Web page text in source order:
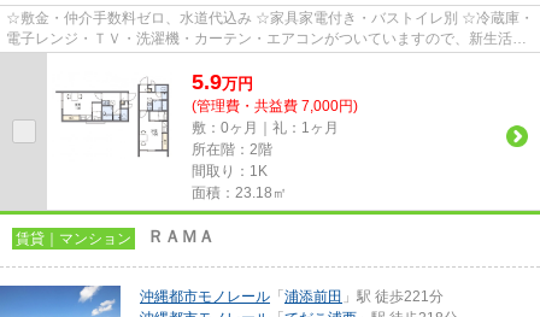
☆敷金・仲介手数料ゼロ、水道代込み ☆家具家電付き・バストイレ別 ☆冷蔵庫・
電子レンジ・ＴＶ・洗濯機・カーテン・エアコンがついていますので、新生活が
5.9万円
(管理費・共益費 7,000円)
敷：0ヶ月｜礼：1ヶ月
所在階：2階
間取り：1K
面積：23.18㎡
賃貸｜マンション ＲＡＭＡ
沖縄都市モノレール 「 浦添前田 」駅 徒歩221分